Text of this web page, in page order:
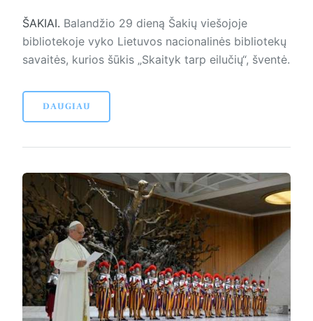
ŠAKIAI. Balandžio 29 die­ną Šakių viešojoje
bibliotekoje vyko Lietuvos nacionalinės bibliotekų
savaitės, kurios šūkis „Skaityk tarp eilučių“, šventė.
DAUGIAU